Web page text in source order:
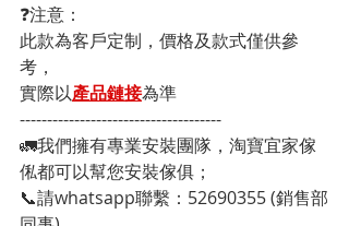
❓注意：
此款為客戶定制，價格及款式僅供參
考，
實際以產品鏈接為準
-------------------------------------
🚛我們擁有專業安裝團隊，淘寶宜家傢
俬都可以幫您安裝傢俱；
📞請whatsapp聯繫：52690355 (銷售部